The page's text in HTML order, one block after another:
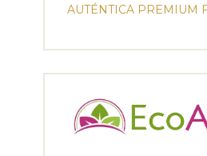
AUTÉNTICA PREMIUM